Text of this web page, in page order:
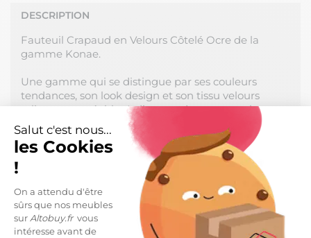
Salut c'est nous...
les Cookies
!
On a attendu d'être
sûrs que nos meubles
surAltobuy.frvous
intéresse avant de
DESCRIPTION
Fauteuil Crapaud en Velours Côtelé Ocre de la
gamme Konae.
Une gamme qui se distingue par ses couleurs
tendances, son look design et son tissu velours
tellement agréable. A disposer dans votre salon,
entrée, chambre... Qu'importe, ce fauteuil utile et
décoratif saura s'intégrer dans toutes les pièces de
votre intérieur.
Structure en contreplaqué, piétement en bois de
bouleau. Rembourrage mousse polyuréthane,
densité assise 30kg/m3, dossier 28kg/m3,
revêtement polyester.